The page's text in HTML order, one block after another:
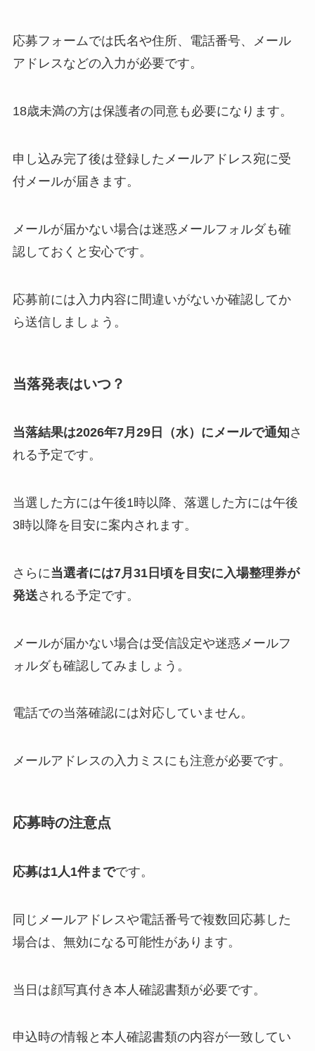
応募フォームでは氏名や住所、電話番号、メール
アドレスなどの入力が必要です。
18歳未満の方は保護者の同意も必要になります。
申し込み完了後は登録したメールアドレス宛に受
付メールが届きます。
メールが届かない場合は迷惑メールフォルダも確
認しておくと安心です。
応募前には入力内容に間違いがないか確認してか
ら送信しましょう。
当落発表はいつ？
当落結果は2026年7月29日（水）にメールで通知さ
れる予定です。
当選した方には午後1時以降、落選した方には午後
3時以降を目安に案内されます。
さらに当選者には7月31日頃を目安に入場整理券が
発送される予定です。
メールが届かない場合は受信設定や迷惑メールフ
ォルダも確認してみましょう。
電話での当落確認には対応していません。
メールアドレスの入力ミスにも注意が必要です。
応募時の注意点
応募は1人1件までです。
同じメールアドレスや電話番号で複数回応募した
場合は、無効になる可能性があります。
当日は顔写真付き本人確認書類が必要です。
申込時の情報と本人確認書類の内容が一致してい